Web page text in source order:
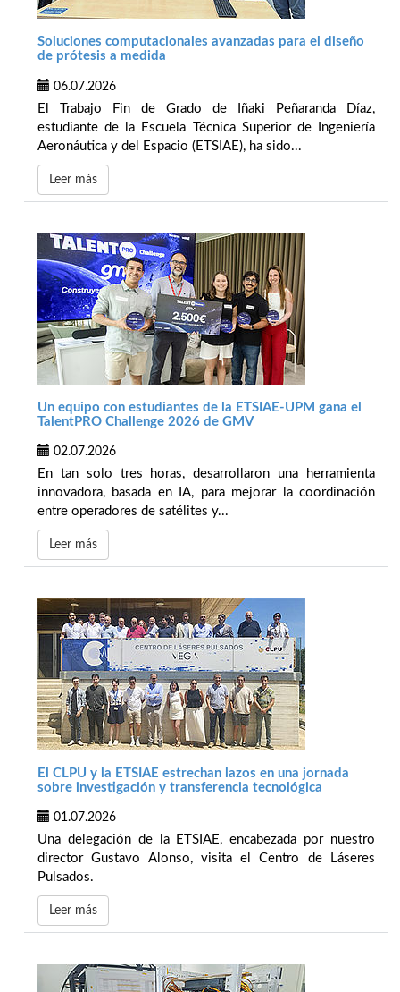
Soluciones computacionales avanzadas para el diseño
de prótesis a medida
06.07.2026
El Trabajo Fin de Grado de Iñaki Peñaranda Díaz,
estudiante de la Escuela Técnica Superior de Ingeniería
Aeronáutica y del Espacio (ETSIAE), ha sido...
Leer más
Un equipo con estudiantes de la ETSIAE-UPM gana el
TalentPRO Challenge 2026 de GMV
02.07.2026
En tan solo tres horas, desarrollaron una herramienta
innovadora, basada en IA, para mejorar la coordinación
entre operadores de satélites y...
Leer más
El CLPU y la ETSIAE estrechan lazos en una jornada
sobre investigación y transferencia tecnológica
01.07.2026
Una delegación de la ETSIAE, encabezada por nuestro
director Gustavo Alonso, visita el Centro de Láseres
Pulsados.
Leer más